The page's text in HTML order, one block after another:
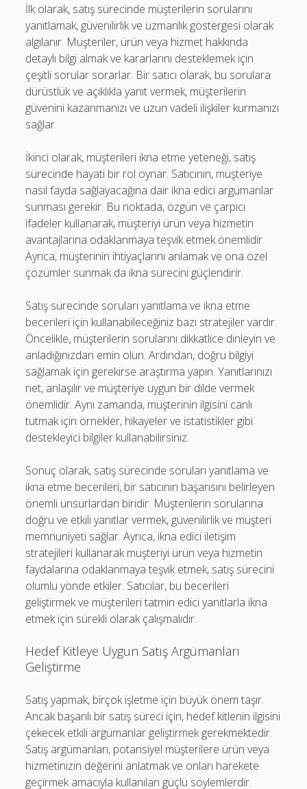
İlk olarak, satış sürecinde müşterilerin sorularını
yanıtlamak, güvenilirlik ve uzmanlık göstergesi olarak
algılanır. Müşteriler, ürün veya hizmet hakkında
detaylı bilgi almak ve kararlarını desteklemek için
çeşitli sorular sorarlar. Bir satıcı olarak, bu sorulara
dürüstlük ve açıklıkla yanıt vermek, müşterilerin
güvenini kazanmanızı ve uzun vadeli ilişkiler kurmanızı
sağlar.
İkinci olarak, müşterileri ikna etme yeteneği, satış
sürecinde hayati bir rol oynar. Satıcının, müşteriye
nasıl fayda sağlayacağına dair ikna edici argümanlar
sunması gerekir. Bu noktada, özgün ve çarpıcı
ifadeler kullanarak, müşteriyi ürün veya hizmetin
avantajlarına odaklanmaya teşvik etmek önemlidir.
Ayrıca, müşterinin ihtiyaçlarını anlamak ve ona özel
çözümler sunmak da ikna sürecini güçlendirir.
Satış sürecinde soruları yanıtlama ve ikna etme
becerileri için kullanabileceğiniz bazı stratejiler vardır.
Öncelikle, müşterilerin sorularını dikkatlice dinleyin ve
anladığınızdan emin olun. Ardından, doğru bilgiyi
sağlamak için gerekirse araştırma yapın. Yanıtlarınızı
net, anlaşılır ve müşteriye uygun bir dilde vermek
önemlidir. Aynı zamanda, müşterinin ilgisini canlı
tutmak için örnekler, hikayeler ve istatistikler gibi
destekleyici bilgiler kullanabilirsiniz.
Sonuç olarak, satış sürecinde soruları yanıtlama ve
ikna etme becerileri, bir satıcının başarısını belirleyen
önemli unsurlardan biridir. Müşterilerin sorularına
doğru ve etkili yanıtlar vermek, güvenilirlik ve müşteri
memnuniyeti sağlar. Ayrıca, ikna edici iletişim
stratejileri kullanarak müşteriyi ürün veya hizmetin
faydalarına odaklanmaya teşvik etmek, satış sürecini
olumlu yönde etkiler. Satıcılar, bu becerileri
geliştirmek ve müşterileri tatmin edici yanıtlarla ikna
etmek için sürekli olarak çalışmalıdır.
Hedef Kitleye Uygun Satış Argümanları
Geliştirme
Satış yapmak, birçok işletme için büyük önem taşır.
Ancak başarılı bir satış süreci için, hedef kitlenin ilgisini
çekecek etkili argümanlar geliştirmek gerekmektedir.
Satış argümanları, potansiyel müşterilere ürün veya
hizmetinizin değerini anlatmak ve onları harekete
geçirmek amacıyla kullanılan güçlü söylemlerdir.